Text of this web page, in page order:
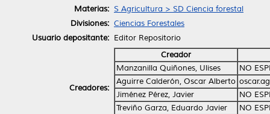
Materias: S Agricultura > SD Ciencia forestal
Divisiones: Ciencias Forestales
Usuario depositante: Editor Repositorio
Creadores:
Creador
Manzanilla Quiñones, Ulises
NO
Aguirre Calderón, Oscar Alberto
Jiménez Pérez, Javier
NO
Treviño Garza, Eduardo Javier
NO